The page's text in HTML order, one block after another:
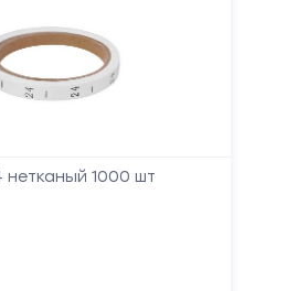
нетканый 1000 шт